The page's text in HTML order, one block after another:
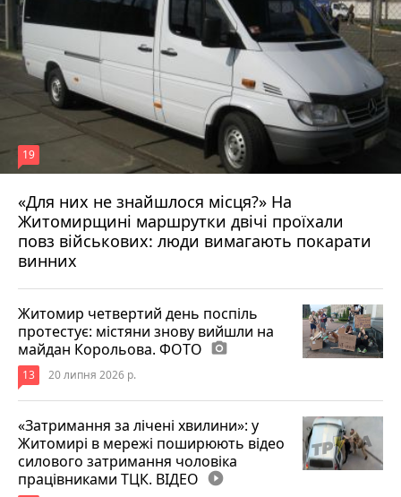
«Для них не знайшлося місця?» На
Житомирщині маршрутки двічі проїхали
повз військових: люди вимагають покарати
винних
19
17 липня 2026 р.
Житомир четвертий день поспіль
протестує: містяни знову вийшли на
майдан Корольова. ФОТО photo_camera
13 20 липня 2026 р.
«Затримання за лічені хвилини»: у
Житомирі в мережі поширюють відео
силового затримання чоловіка
працівниками ТЦК. ВІДЕО play_circle_filled